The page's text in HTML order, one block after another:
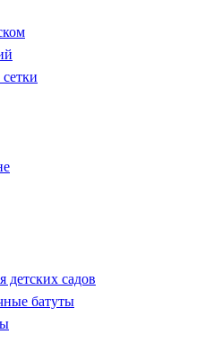
детских садов
батуты